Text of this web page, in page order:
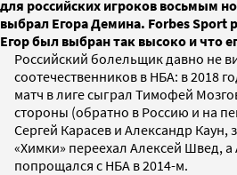
для российских игроков восьмым
выбрал Егора Демина. Forbes Sport
Егор был выбран так высоко и что
Российский болельщик давно не
соотечественников в НБА: в 2018
матч в лиге сыграл Тимофей
стороны (обратно в Россию и на
Сергей Карасев и Александр Каун,
«Химки» переехал Алексей Швед,
попрощался с НБА в 2014-м.